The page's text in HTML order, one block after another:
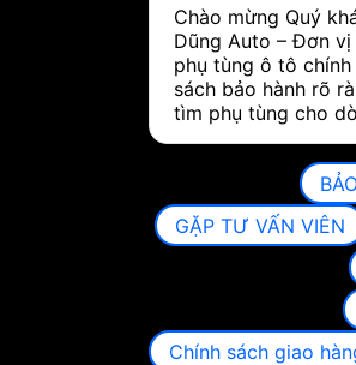
Chào mừng Quý
Dũng Auto – Đơn
phụ tùng ô tô
sách bảo hành rõ
tìm phụ tùng cho
GẶP TƯ VẤN VIÊN
Chính sách giao